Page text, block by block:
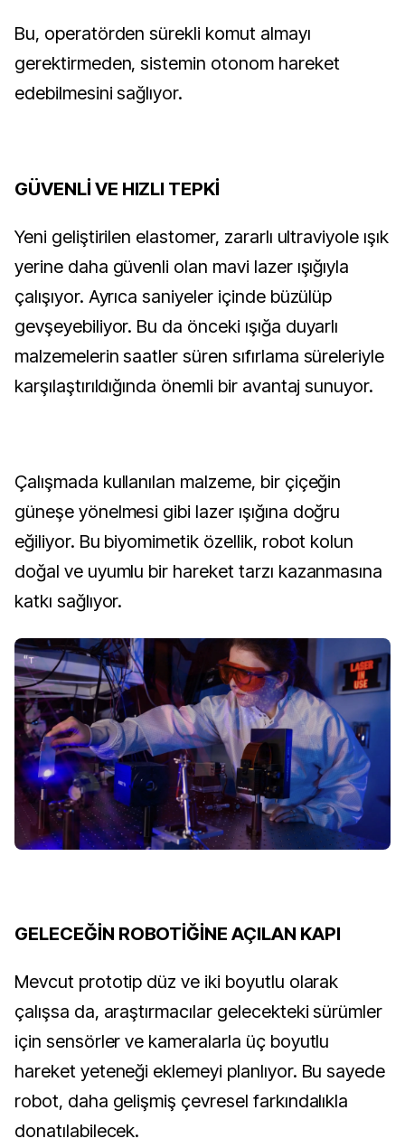
Bu, operatörden sürekli komut almayı
gerektirmeden, sistemin otonom hareket
edebilmesini sağlıyor.
GÜVENLİ VE HIZLI TEPKİ
Yeni geliştirilen elastomer, zararlı ultraviyole ışık
yerine daha güvenli olan mavi lazer ışığıyla
çalışıyor. Ayrıca saniyeler içinde büzülüp
gevşeyebiliyor. Bu da önceki ışığa duyarlı
malzemelerin saatler süren sıfırlama süreleriyle
karşılaştırıldığında önemli bir avantaj sunuyor.
Çalışmada kullanılan malzeme, bir çiçeğin
güneşe yönelmesi gibi lazer ışığına doğru
eğiliyor. Bu biyomimetik özellik, robot kolun
doğal ve uyumlu bir hareket tarzı kazanmasına
katkı sağlıyor.
GELECEĞİN ROBOTİĞİNE AÇILAN KAPI
Mevcut prototip düz ve iki boyutlu olarak
çalışsa da, araştırmacılar gelecekteki sürümler
için sensörler ve kameralarla üç boyutlu
hareket yeteneği eklemeyi planlıyor. Bu sayede
robot, daha gelişmiş çevresel farkındalıkla
donatılabilecek.